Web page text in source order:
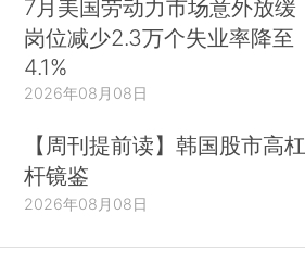
7月美国劳动力市场意外放缓
岗位减少2.3万个失业率降至
4.1%
2026年08月08日
【周刊提前读】韩国股市高杠
杆镜鉴
2026年08月08日